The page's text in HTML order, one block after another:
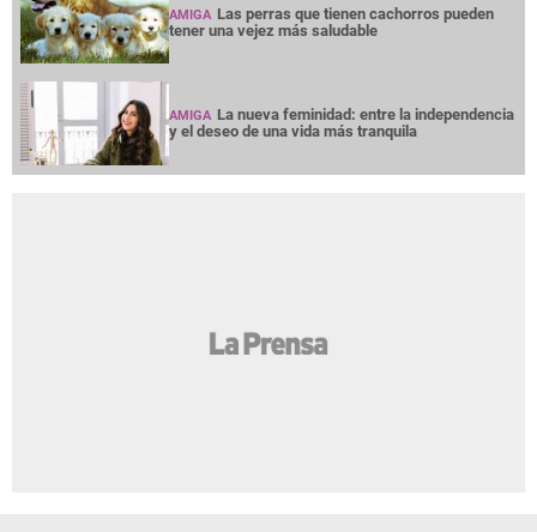
AMIGA Las perras que tienen cachorros pueden
tener una vejez más saludable
AMIGA La nueva feminidad: entre la independencia
y el deseo de una vida más tranquila